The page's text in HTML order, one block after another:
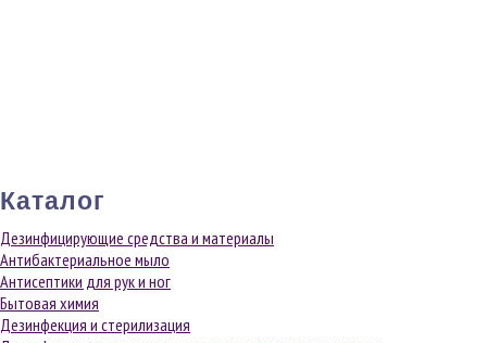
Каталог
Дезинфицирующие средства и материалы
Антибактериальное мыло
Антисептики для рук и ног
Бытовая химия
Дезинфекция и стерилизация